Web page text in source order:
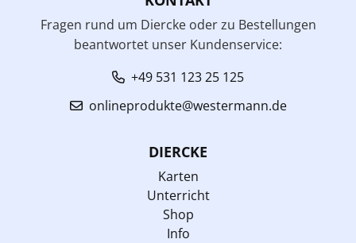
Fragen rund um Diercke oder zu Bestellungen
beantwortet unser Kundenservice:
+49 531 123 25 125
onlineprodukte@westermann.de
DIERCKE
Karten
Unterricht
Shop
Info